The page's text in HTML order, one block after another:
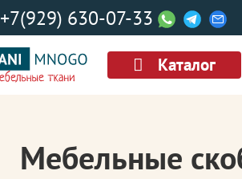
+7(929) 630-07-33
Каталог
Мебельные